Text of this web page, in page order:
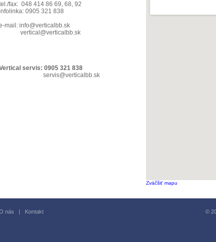
fax: 048 414 86 69, 68, 92
0905 321 838
mail: info@verticalbb.sk
vertical@verticalbb.sk
servis: 0905 321 838
servis@verticalbb.sk
Zväčšiť mapu
nás | Kontakt
©